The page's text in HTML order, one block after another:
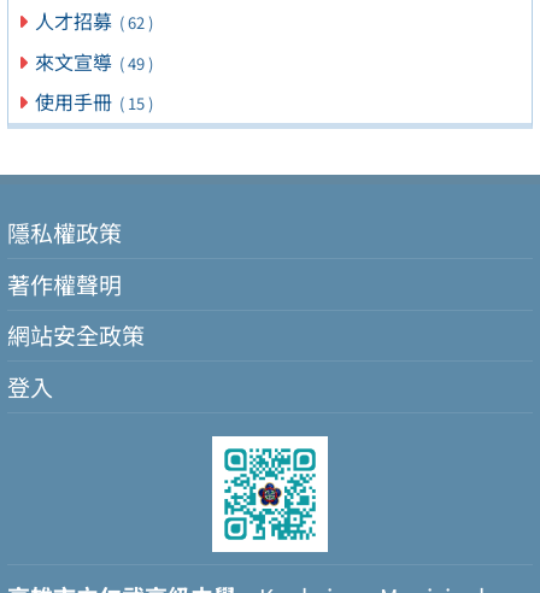
人才招募 ( 62 )
來文宣導 ( 49 )
使用手冊 ( 15 )
隱私權政策
著作權聲明
網站安全政策
登入